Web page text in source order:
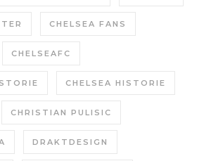
CHELSEA FANS
CHELSEAFC
CHELSEA HISTORIE
CHRISTIAN PULISIC
DRAKTDESIGN